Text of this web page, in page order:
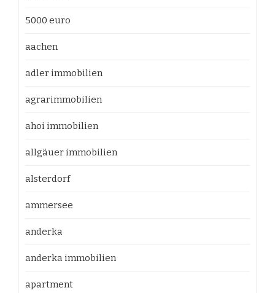
5000 euro
aachen
adler immobilien
agrarimmobilien
ahoi immobilien
allgäuer immobilien
alsterdorf
ammersee
anderka
anderka immobilien
apartment